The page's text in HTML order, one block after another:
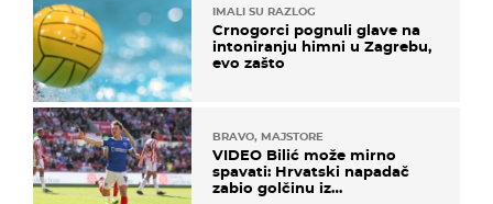
IMALI SU RAZLOG
Crnogorci pognuli glave na
intoniranju himni u Zagrebu,
evo zašto
BRAVO, MAJSTORE
VIDEO Bilić može mirno
spavati: Hrvatski napadač
zabio golčinu iz